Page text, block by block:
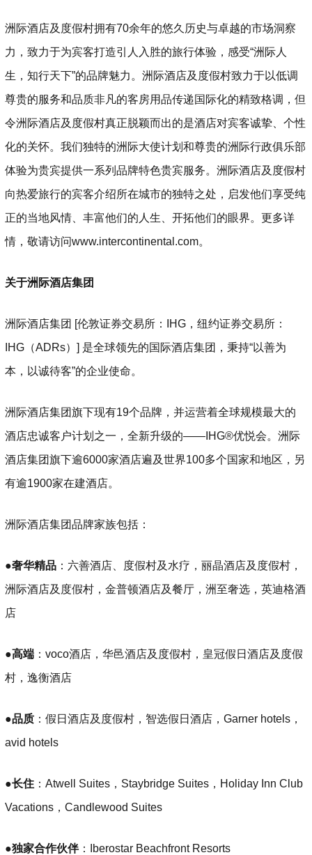
洲际酒店及度假村拥有70余年的悠久历史与卓越的市场洞察
力，致力于为宾客打造引人入胜的旅行体验，感受“洲际人
生，知行天下”的品牌魅力。洲际酒店及度假村致力于以低调
尊贵的服务和品质非凡的客房用品传递国际化的精致格调，但
令洲际酒店及度假村真正脱颖而出的是酒店对宾客诚挚、个性
化的关怀。我们独特的洲际大使计划和尊贵的洲际行政俱乐部
体验为贵宾提供一系列品牌特色贵宾服务。洲际酒店及度假村
向热爱旅行的宾客介绍所在城市的独特之处，启发他们享受纯
正的当地风情、丰富他们的人生、开拓他们的眼界。更多详
情，敬请访问www.intercontinental.com。
关于洲际酒店集团
洲际酒店集团 [伦敦证券交易所：IHG，纽约证券交易所：
IHG（ADRs）] 是全球领先的国际酒店集团，秉持“以善为
本，以诚待客”的企业使命。
洲际酒店集团旗下现有19个品牌，并运营着全球规模最大的
酒店忠诚客户计划之一，全新升级的——IHG®优悦会。洲际
酒店集团旗下逾6000家酒店遍及世界100多个国家和地区，另
有逾1900家在建酒店。
洲际酒店集团品牌家族包括：
●奢华精品 ：六善酒店、度假村及水疗，丽晶酒店及度假村，
洲际酒店及度假村，金普顿酒店及餐厅，洲至奢选，英迪格酒
店
●高端 ：voco酒店，华邑酒店及度假村，皇冠假日酒店及度假
村，逸衡酒店
●品质 ：假日酒店及度假村，智选假日酒店，Garner hotels，
avid hotels
●长住 ：Atwell Suites，Staybridge Suites，Holiday Inn Club
Vacations，Candlewood Suites
●独家合作伙伴：Iberostar Beachfront Resorts